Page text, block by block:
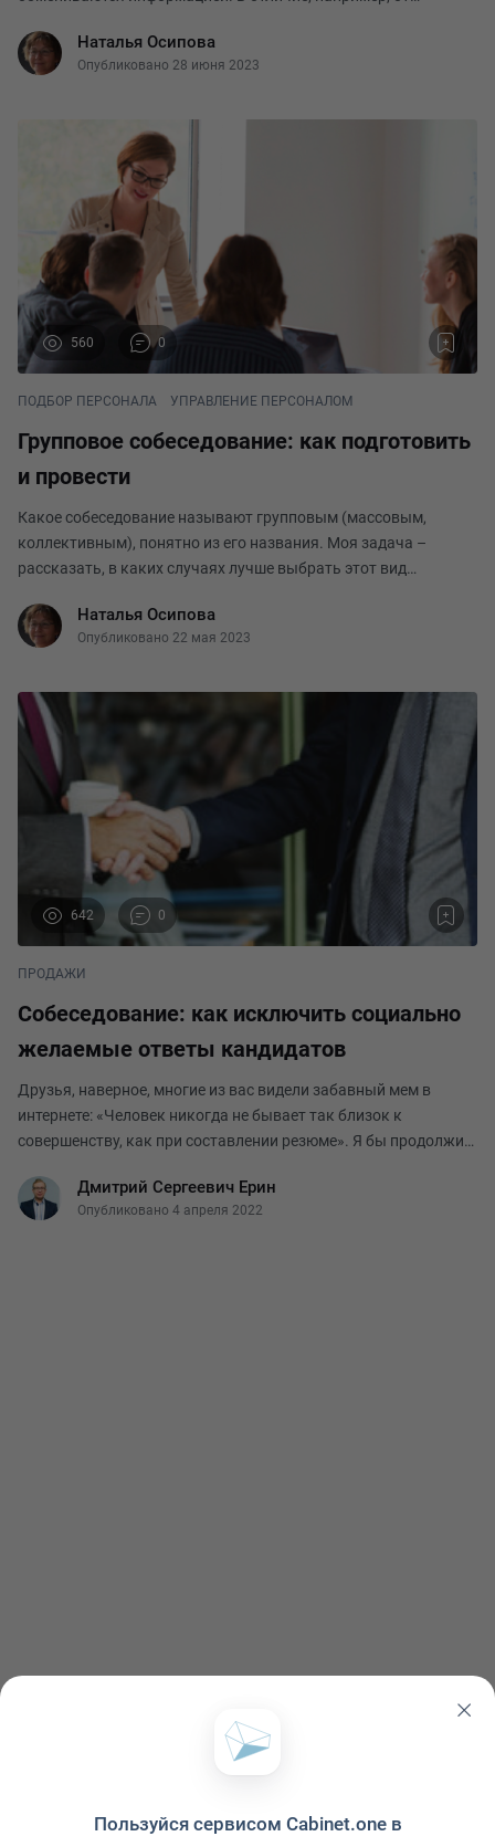
вопросы, фиксирует на камеру ответы на них, а зат
Наталья Осипова
Опубликовано 28 июня 2023
560 0
ПОДБОР ПЕРСОНАЛА УПРАВЛЕНИЕ ПЕРСОНАЛОМ
Групповое собеседование: как подготовить
и провести
Какое собеседование называют групповым (массовым,
коллективным), понятно из его названия. Моя задача –
рассказать, в каких случаях лучше выбрать этот вид
группового собеседования может варьироваться от
Наталья Осипова
Опубликовано 22 мая 2023
642 0
ПРОДАЖИ
Собеседование: как исключить социально
желаемые ответы кандидатов
Друзья, наверное, многие из вас видели забавный мем в
интернете: «Человек никогда не бывает так близок к
совершенству, как при составлении резюме». Я бы продолжил:
можем увидеть реальные профессионализм
Дмитрий Сергеевич Ерин
Опубликовано 4 апреля 2022
Пользуйся сервисом Cabinet.one в